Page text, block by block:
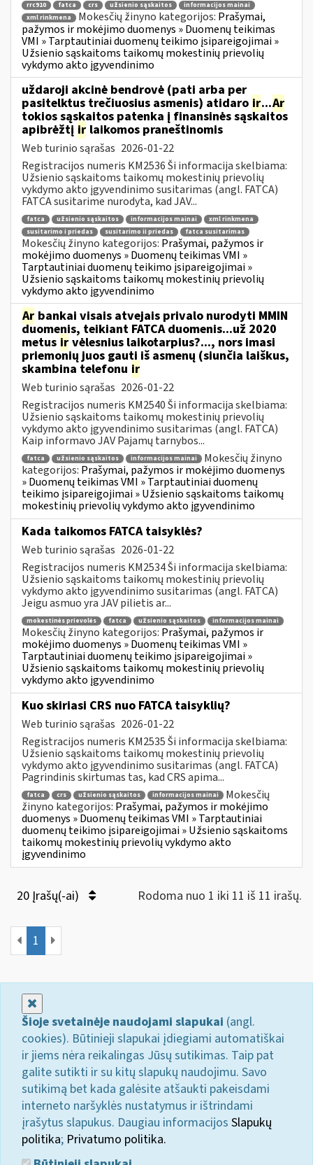
rrc910 fatca crs užsienio sąskaitos
informacijos mainai
xml rinkmena
Mokesčių žinyno kategorijos: Prašymai,
pažymos ir mokėjimo duomenys » Duomenų teikimas
VMI » Tarptautiniai duomenų teikimo įsipareigojimai »
Užsienio sąskaitoms taikomų mokestinių prievolių
vykdymo akto įgyvendinimo
uždaroji akcinė bendrovė (pati arba per
pasitelktus trečiuosius asmenis) atidaro ir...Ar
tokios sąskaitos patenka į finansinės sąskaitos
apibrėžtį ir laikomos praneštinomis
Web turinio sąrašas 2026-01-22
Registracijos numeris KM2536 Ši informacija skelbiama:
Užsienio sąskaitoms taikomų mokestinių prievolių
vykdymo akto įgyvendinimo susitarimas (angl. FATCA)
FATCA susitarime nurodyta, kad JAV...
fatca užsienio sąskaitos informacijos mainai
xml rinkmena
susitarimo i priedas
susitarimo ii priedas fatca susitarimas
Mokesčių žinyno kategorijos: Prašymai, pažymos ir
mokėjimo duomenys » Duomenų teikimas VMI »
Tarptautiniai duomenų teikimo įsipareigojimai »
Užsienio sąskaitoms taikomų mokestinių prievolių
vykdymo akto įgyvendinimo
Ar bankai visais atvejais privalo nurodyti MMIN
duomenis, teikiant FATCA duomenis...už 2020
metus ir vėlesnius laikotarpius?..., nors imasi
priemonių juos gauti iš asmenų (siunčia laiškus,
skambina telefonu ir
Web turinio sąrašas 2026-01-22
Registracijos numeris KM2540 Ši informacija skelbiama:
Užsienio sąskaitoms taikomų mokestinių prievolių
vykdymo akto įgyvendinimo susitarimas (angl. FATCA)
Kaip informavo JAV Pajamų tarnybos...
fatca užsienio sąskaitos informacijos mainai
Mokesčių žinyno
kategorijos: Prašymai, pažymos ir mokėjimo duomenys
» Duomenų teikimas VMI » Tarptautiniai duomenų
teikimo įsipareigojimai » Užsienio sąskaitoms taikomų
mokestinių prievolių vykdymo akto įgyvendinimo
Kada taikomos FATCA taisyklės?
Web turinio sąrašas 2026-01-22
Registracijos numeris KM2534 Ši informacija skelbiama:
Užsienio sąskaitoms taikomų mokestinių prievolių
vykdymo akto įgyvendinimo susitarimas (angl. FATCA)
Jeigu asmuo yra JAV pilietis ar...
mokestinės prievolės fatca užsienio sąskaitos informacijos mainai
Mokesčių žinyno kategorijos: Prašymai, pažymos ir
mokėjimo duomenys » Duomenų teikimas VMI »
Tarptautiniai duomenų teikimo įsipareigojimai »
Užsienio sąskaitoms taikomų mokestinių prievolių
vykdymo akto įgyvendinimo
Kuo skiriasi CRS nuo FATCA taisyklių?
Web turinio sąrašas 2026-01-22
Registracijos numeris KM2535 Ši informacija skelbiama:
Užsienio sąskaitoms taikomų mokestinių prievolių
vykdymo akto įgyvendinimo susitarimas (angl. FATCA)
Pagrindinis skirtumas tas, kad CRS apima...
fatca crs užsienio sąskaitos informacijos mainai
Mokesčių
žinyno kategorijos: Prašymai, pažymos ir mokėjimo
duomenys » Duomenų teikimas VMI » Tarptautiniai
duomenų teikimo įsipareigojimai » Užsienio sąskaitoms
taikomų mokestinių prievolių vykdymo akto
įgyvendinimo
20 Įrašų(-ai) Rodoma nuo 1 iki 11 iš 11 irašų.
1
Šioje svetainėje naudojami slapukai (angl.
cookies). Būtinieji slapukai įdiegiami automatiškai
ir jiems nėra reikalingas Jūsų sutikimas. Taip pat
galite sutikti ir su kitų slapukų naudojimu. Savo
sutikimą bet kada galėsite atšaukti pakeisdami
interneto naršyklės nustatymus ir ištrindami
įrašytus slapukus. Daugiau informacijos Slapukų
politika; Privatumo politika.